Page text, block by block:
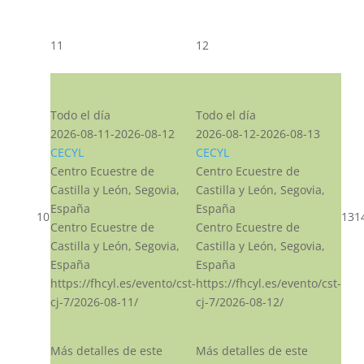
10
11
Todo el día
2026-08-11-2026-08-12
CECYL
Centro Ecuestre de
Castilla y León, Segovia,
España
Centro Ecuestre de
Castilla y León, Segovia,
España
https://fhcyl.es/evento/cst-
cj-7/2026-08-11/
Más detalles de este
12
Todo el día
2026-08-12-2026-08-13
CECYL
Centro Ecuestre de
Castilla y León, Segovia,
España
Centro Ecuestre de
Castilla y León, Segovia,
España
https://fhcyl.es/evento/cst-
cj-7/2026-08-12/
Más detalles de este
13